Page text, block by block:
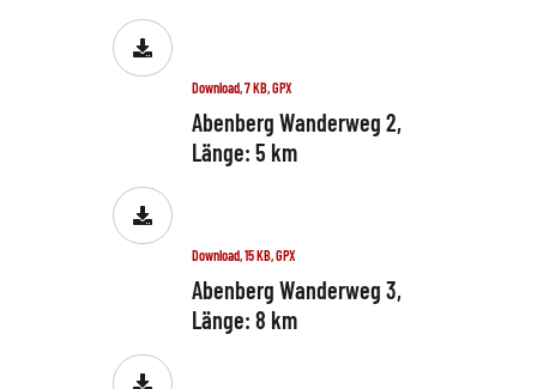
Download, 7 KB, GPX
Abenberg Wanderweg 2,
Länge: 5 km
Download, 15 KB, GPX
Abenberg Wanderweg 3,
Länge: 8 km